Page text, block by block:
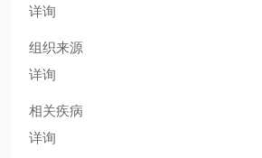
详询
组织来源
详询
相关疾病
详询